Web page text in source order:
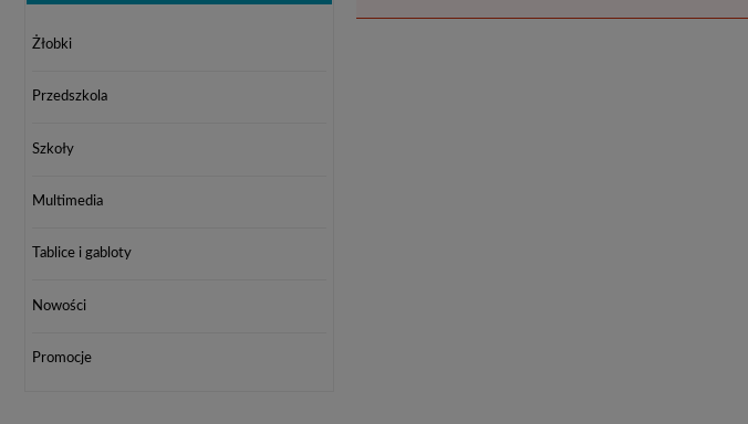
Żłobki
Przedszkola
Szkoły
Multimedia
Tablice i gabloty
Nowości
Promocje